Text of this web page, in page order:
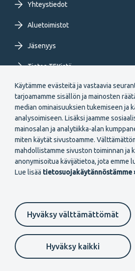
Käytämme evästeitä ja vastaavia
tarjoamamme sisällön ja mainosten
median ominaisuuksien tukemiseen ja
analysoimiseen. Lisäksi jaamme
mainosalan ja analytiikka-alan
miten käytät sivustoamme.
mahdollistamme sivuston toiminnan ja
anonymisoitua kävijätietoa, jota emme
Lue lisää tietosuojakäytännöstämme ›
Hyväksy välttämättömät
Hyväksy kaikki
Yhteystiedot
Aluetoimistot
Jäsenyys
Tietoa TEKistä
Extranet
FI
Liity jäseneksi
Footer
secondary
Evästeasetukset
Ilmoituskanava
Suomeksi In English På svenska